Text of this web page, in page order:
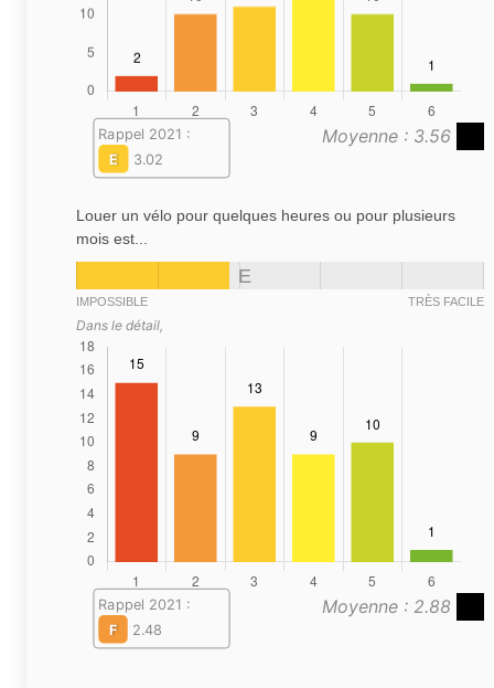
Moyenne : 3.56
Rappel 2021 :
E
3.02
Louer un vélo pour quelques heures ou pour plusieurs
mois est...
E
IMPOSSIBLE TRÈS FACILE
Dans le détail,
Moyenne : 2.88
Rappel 2021 :
F
2.48